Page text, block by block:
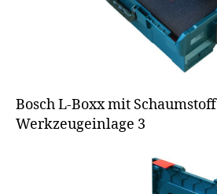
Bosch L-Boxx mit Schaumstoff
Werkzeugeinlage 3